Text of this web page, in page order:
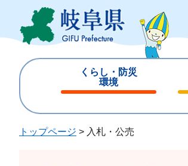
ジ
ュ
くらし・防災
環境
じ
じ
トップページ > 入札・公売